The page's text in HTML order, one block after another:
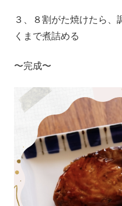
３、８割がた焼けたら、
くまで煮詰める
〜完成〜